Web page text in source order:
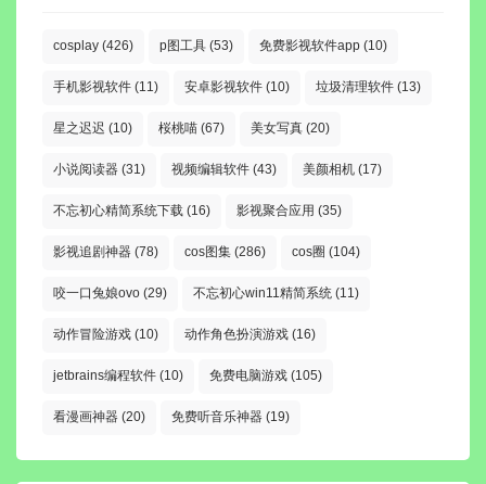
cosplay (426) p图工具 (53) 免费影视软件app (10)
手机影视软件 (11) 安卓影视软件 (10) 垃圾清理软件 (13)
星之迟迟 (10) 桜桃喵 (67) 美女写真 (20)
小说阅读器 (31) 视频编辑软件 (43) 美颜相机 (17)
不忘初心精简系统下载 (16) 影视聚合应用 (35)
影视追剧神器 (78) cos图集 (286) cos圈 (104)
咬一口兔娘ovo (29) 不忘初心win11精简系统 (11)
动作冒险游戏 (10) 动作角色扮演游戏 (16)
jetbrains编程软件 (10) 免费电脑游戏 (105)
看漫画神器 (20) 免费听音乐神器 (19)